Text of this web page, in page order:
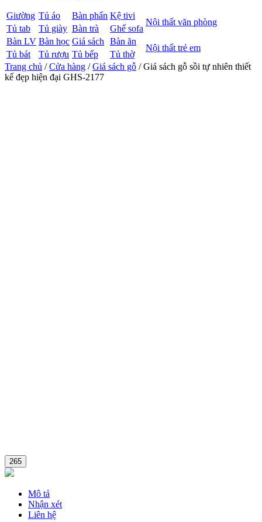
Giường Tủ áo Bàn phấn Kệ tivi
Nội thất văn phòng
Tủ tab Tủ giày Bàn trà
Ghế sofa
Bàn LV Bàn học Giá sách Bàn ăn
Nội thất trẻ em
Tủ bát Tủ rượu Tủ bếp
Tủ thờ
Trang chủ /Cửa hàng /Giá sách gỗ / Giá sách gỗ sồi tự nhiên thiết
kế đẹp hiện đại GHS-2177
265
Mô tả
Nhận xét
Liên hệ